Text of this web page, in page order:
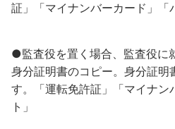
証」「マイナンバーカード」「
●監査役を置く場合、監査役に
身分証明書のコピー。身分証明
す。「運転免許証」「マイナン
ト」